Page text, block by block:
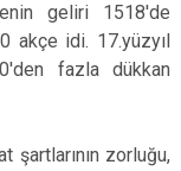
geliri 1518'de
akçe idi. 17.yüzyıl
fazla dükkan
zorluğu,